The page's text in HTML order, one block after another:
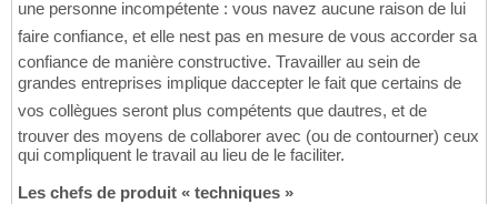
une personne incompétente : vous navez aucune raison de lui
faire confiance, et elle nest pas en mesure de vous accorder sa
confiance de manière constructive. Travailler au sein de
grandes entreprises implique daccepter le fait que certains de
vos collègues seront plus compétents que dautres, et de
trouver des moyens de collaborer avec (ou de contourner) ceux
qui compliquent le travail au lieu de le faciliter.
Les chefs de produit « techniques »